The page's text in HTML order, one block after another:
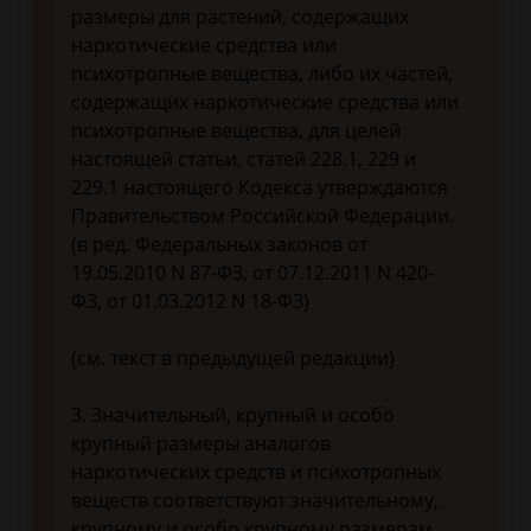
размеры для растений, содержащих
наркотические средства или
психотропные вещества, либо их частей,
содержащих наркотические средства или
психотропные вещества, для целей
настоящей статьи, статей 228.1, 229 и
229.1 настоящего Кодекса утверждаются
Правительством Российской Федерации.
(в ред. Федеральных законов от
19.05.2010 N 87-ФЗ, от 07.12.2011 N 420-
ФЗ, от 01.03.2012 N 18-ФЗ)
(см. текст в предыдущей редакции)
3. Значительный, крупный и особо
крупный размеры аналогов
наркотических средств и психотропных
веществ соответствуют значительному,